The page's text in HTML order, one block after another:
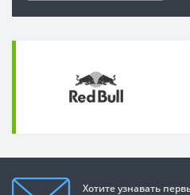
Хотите узнавать